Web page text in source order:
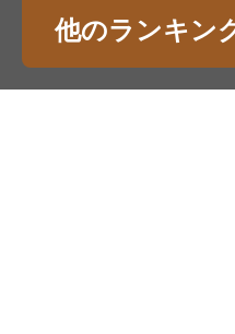
他のランキン